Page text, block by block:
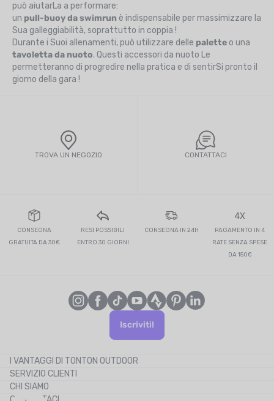
può aiutarLa a performare:
un pull-buoy da swimrun è indispensabile per massimizzare la
Sua galleggiabilità, soprattutto in coppia !
Durante i Suoi allenamenti, può utilizzare delle palette o una
tavoletta da nuoto. Questi accessori da nuoto Le
permetteranno di progredire nella pratica e di sentirSi pronto il
giorno della gara !
TROVA UN NEGOZIO CONTATTACI
CONSEGNA
GRATUITA DA 30€
RESI POSSIBILI
ENTRO 30 GIORNI
CONSEGNA IN 24H
4X
PAGAMENTO IN 4
RATE SENZA SPESE
DA 150€
Iscriviti!
I VANTAGGI DI TONTON OUTDOOR
Il blog
Il cashback
SERVIZIO CLIENTI
CHI SIAMO